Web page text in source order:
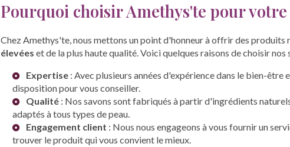
Pourquoi choisir Amethys'te pour
Chez Amethys'te, nous mettons un point d'honneur à offrir des produits
élevées et de la plus haute qualité. Voici quelques raisons de choisir nos
Expertise : Avec plusieurs années d'expérience dans le bien-
disposition pour vous conseiller.
Qualité : Nos savons sont fabriqués à partir d'ingrédients
adaptés à tous types de peau.
Engagement client : Nous nous engageons à vous fournir un
trouver le produit qui vous convient le mieux.